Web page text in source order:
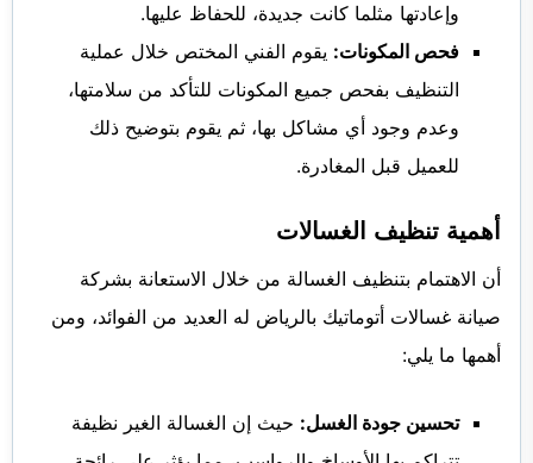
وإعادتها مثلما كانت جديدة، للحفاظ عليها.
فحص المكونات: يقوم الفني المختص خلال عملية
التنظيف بفحص جميع المكونات للتأكد من سلامتها،
وعدم وجود أي مشاكل بها، ثم يقوم بتوضيح ذلك
للعميل قبل المغادرة.
أهمية تنظيف الغسالات
أن الاهتمام بتنظيف الغسالة من خلال الاستعانة بشركة
صيانة غسالات أتوماتيك بالرياض له العديد من الفوائد، ومن
أهمها ما يلي:
تحسين جودة الغسل: حيث إن الغسالة الغير نظيفة